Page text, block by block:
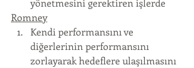
yönetmesini gerektiren işlerde
Romney
Kendi performansını ve
diğerlerinin performansını
zorlayarak hedeflere ulaşılmasını